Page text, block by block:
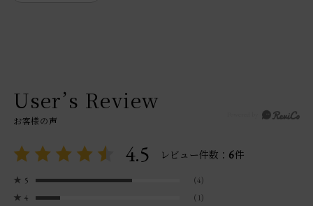
User’s Review
お客様の声
4.5 レビュー件数： 6件
★ 5
(4)
★ 4
(1)